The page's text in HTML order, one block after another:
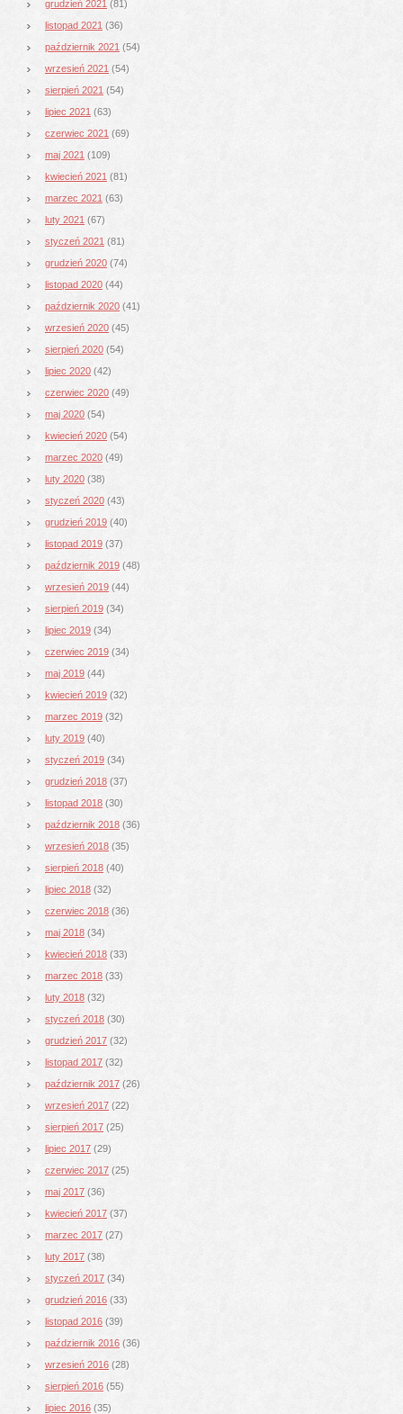
grudzień 2021 (81)
listopad 2021 (36)
październik 2021 (54)
wrzesień 2021 (54)
sierpień 2021 (54)
lipiec 2021 (63)
czerwiec 2021 (69)
maj 2021 (109)
kwiecień 2021 (81)
marzec 2021 (63)
luty 2021 (67)
styczeń 2021 (81)
grudzień 2020 (74)
listopad 2020 (44)
październik 2020 (41)
wrzesień 2020 (45)
sierpień 2020 (54)
lipiec 2020 (42)
czerwiec 2020 (49)
maj 2020 (54)
kwiecień 2020 (54)
marzec 2020 (49)
luty 2020 (38)
styczeń 2020 (43)
grudzień 2019 (40)
listopad 2019 (37)
październik 2019 (48)
wrzesień 2019 (44)
sierpień 2019 (34)
lipiec 2019 (34)
czerwiec 2019 (34)
maj 2019 (44)
kwiecień 2019 (32)
marzec 2019 (32)
luty 2019 (40)
styczeń 2019 (34)
grudzień 2018 (37)
listopad 2018 (30)
październik 2018 (36)
wrzesień 2018 (35)
sierpień 2018 (40)
lipiec 2018 (32)
czerwiec 2018 (36)
maj 2018 (34)
kwiecień 2018 (33)
marzec 2018 (33)
luty 2018 (32)
styczeń 2018 (30)
grudzień 2017 (32)
listopad 2017 (32)
październik 2017 (26)
wrzesień 2017 (22)
sierpień 2017 (25)
lipiec 2017 (29)
czerwiec 2017 (25)
maj 2017 (36)
kwiecień 2017 (37)
marzec 2017 (27)
luty 2017 (38)
styczeń 2017 (34)
grudzień 2016 (33)
listopad 2016 (39)
październik 2016 (36)
wrzesień 2016 (28)
sierpień 2016 (55)
lipiec 2016 (35)